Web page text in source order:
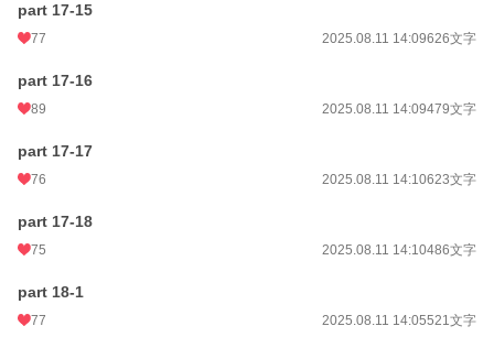
part 17-15
77 2025.08.11 14:09626文字
part 17-16
89 2025.08.11 14:09479文字
part 17-17
76 2025.08.11 14:10623文字
part 17-18
75 2025.08.11 14:10486文字
part 18-1
77 2025.08.11 14:05521文字